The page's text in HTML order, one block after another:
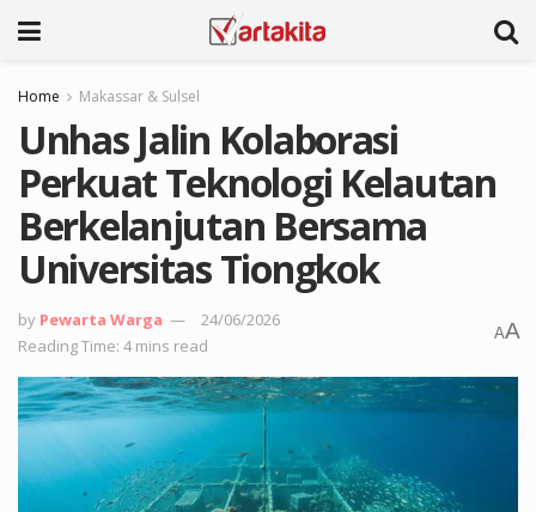
Home Makassar & Sulsel
Unhas Jalin Kolaborasi
Perkuat Teknologi Kelautan
Berkelanjutan Bersama
Universitas Tiongkok
by Pewarta Warga
24/06/2026
Reading Time: 4 mins read
AA